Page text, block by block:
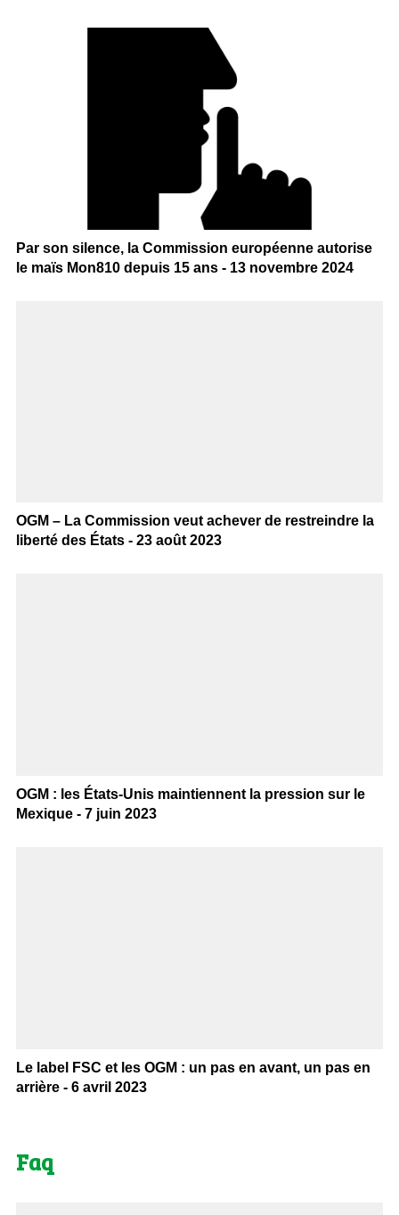
Par son silence, la Commission européenne autorise
le maïs Mon810 depuis 15 ans - 13 novembre 2024
OGM – La Commission veut achever de restreindre la
liberté des États - 23 août 2023
OGM : les États-Unis maintiennent la pression sur le
Mexique - 7 juin 2023
Le label FSC et les OGM : un pas en avant, un pas en
arrière - 6 avril 2023
Faq